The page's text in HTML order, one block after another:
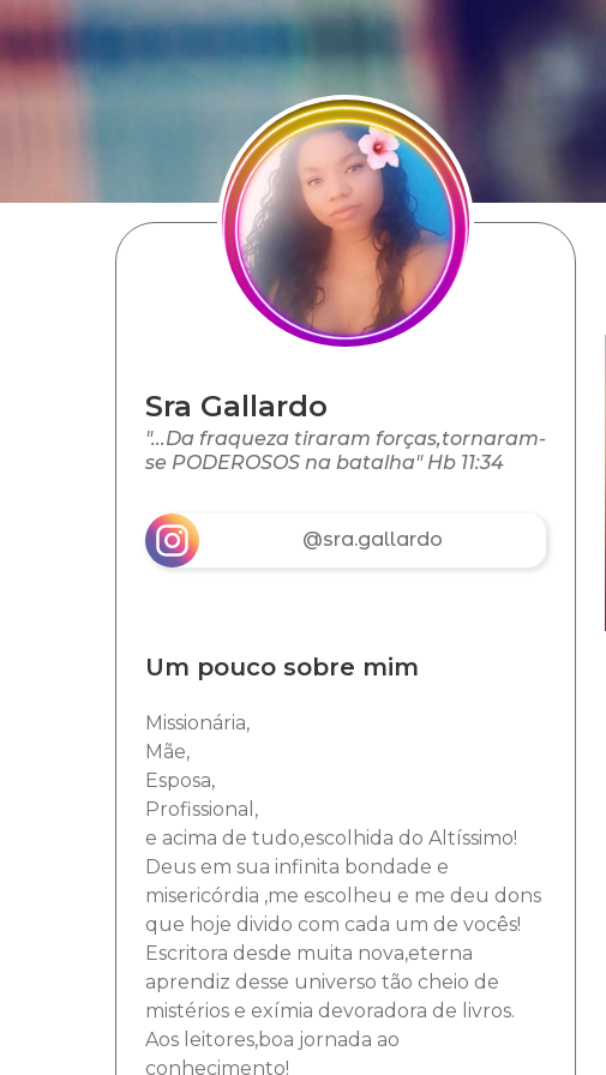
Sra Gallardo
"...Da fraqueza tiraram forças,tornaram-
se PODEROSOS na batalha" Hb 11:34
@sra.gallardo
Um pouco sobre mim
Missionária,
Mãe,
Esposa,
Profissional,
e acima de tudo,escolhida do Altíssimo!
Deus em sua infinita bondade e
misericórdia ,me escolheu e me deu dons
que hoje divido com cada um de vocês!
Escritora desde muita nova,eterna
aprendiz desse universo tão cheio de
mistérios e exímia devoradora de livros.
Aos leitores,boa jornada ao
conhecimento!